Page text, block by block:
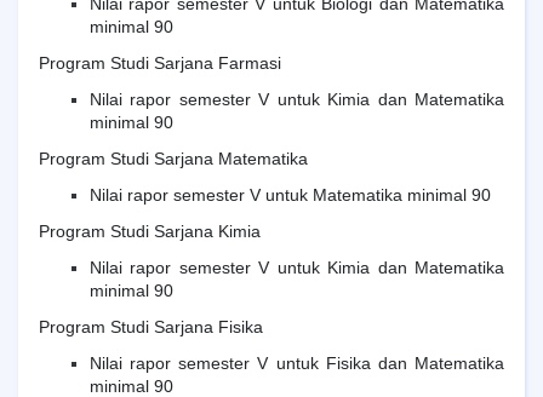
minimal 90
Program Studi Sarjana Farmasi
Nilai rapor semester V untuk Kimia dan Matematika
minimal 90
Program Studi Sarjana Matematika
Nilai rapor semester V untuk Matematika minimal 90
Program Studi Sarjana Kimia
Nilai rapor semester V untuk Kimia dan Matematika
minimal 90
Program Studi Sarjana Fisika
Nilai rapor semester V untuk Fisika dan Matematika
minimal 90